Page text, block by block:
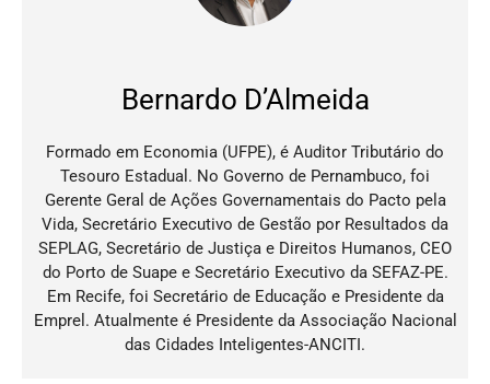
Bernardo D’Almeida
Formado em Economia (UFPE), é Auditor Tributário do
Tesouro Estadual. No Governo de Pernambuco, foi
Gerente Geral de Ações Governamentais do Pacto pela
Vida, Secretário Executivo de Gestão por Resultados da
SEPLAG, Secretário de Justiça e Direitos Humanos, CEO
do Porto de Suape e Secretário Executivo da SEFAZ-PE.
Em Recife, foi Secretário de Educação e Presidente da
Emprel. Atualmente é Presidente da Associação Nacional
das Cidades Inteligentes-ANCITI.